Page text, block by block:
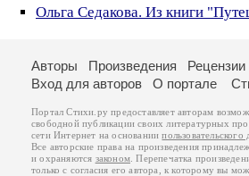
Ольга Седакова. Из книги
Авторы Произведения Рецензии
Вход для авторов
О портале
Портал Стихи.ру предоставляет авторам
свободной публикации своих литературных
сети Интернет на основаниипользовательского
Все авторские права на произведения
и охраняются законом . Перепечатка
только с согласия его автора, к которому вы